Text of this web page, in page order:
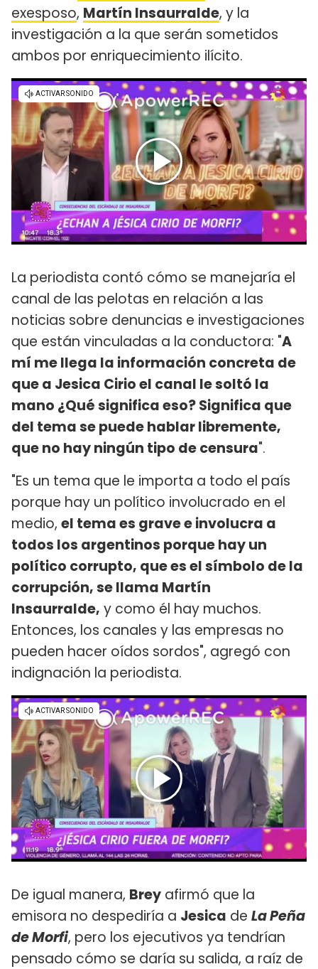
exesposo, Martín Insaurralde, y la
investigación a la que serán sometidos
ambos por enriquecimiento ilícito.
La periodista contó cómo se manejaría el
canal de las pelotas en relación a las
noticias sobre denuncias e investigaciones
que están vinculadas a la conductora: "A
mí me llega la información concreta de
que a Jesica Cirio el canal le soltó la
mano ¿Qué significa eso? Significa que
del tema se puede hablar libremente,
que no hay ningún tipo de censura".
"Es un tema que le importa a todo el país
porque hay un político involucrado en el
medio, el tema es grave e involucra a
todos los argentinos porque hay un
político corrupto, que es el símbolo de la
corrupción, se llama Martín
Insaurralde, y como él hay muchos.
Entonces, los canales y las empresas no
pueden hacer oídos sordos", agregó con
indignación la periodista.
De igual manera, Brey afirmó que la
emisora no despediría a Jesica de La Peña
de Morfi, pero los ejecutivos ya tendrían
pensado cómo se daría su salida, a raíz de